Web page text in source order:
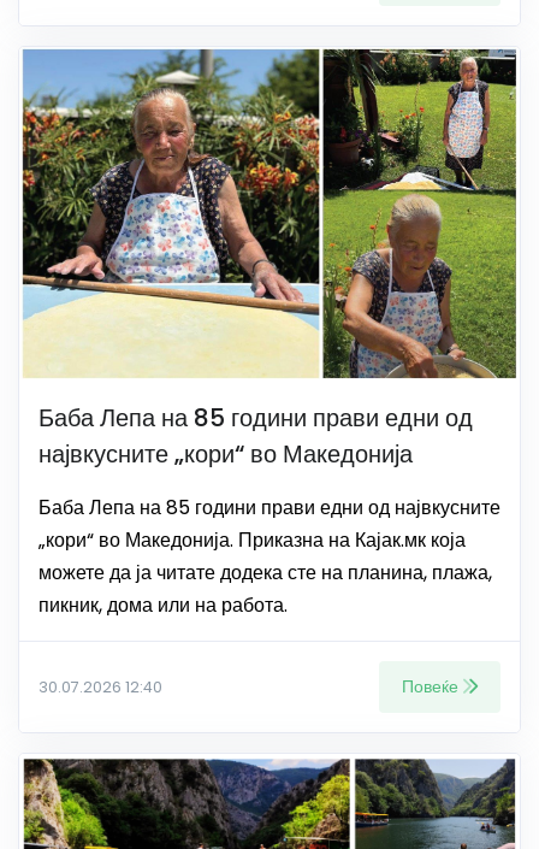
Баба Лепа на 85 години прави едни од
највкусните „кори“ во Македонија
Баба Лепа на 85 години прави едни од највкусните
„кори“ во Македонија. Приказна на Кајак.мк која
можете да ја читате додека сте на планина, плажа,
пикник, дома или на работа.
30.07.2026 12:40 Повеќе